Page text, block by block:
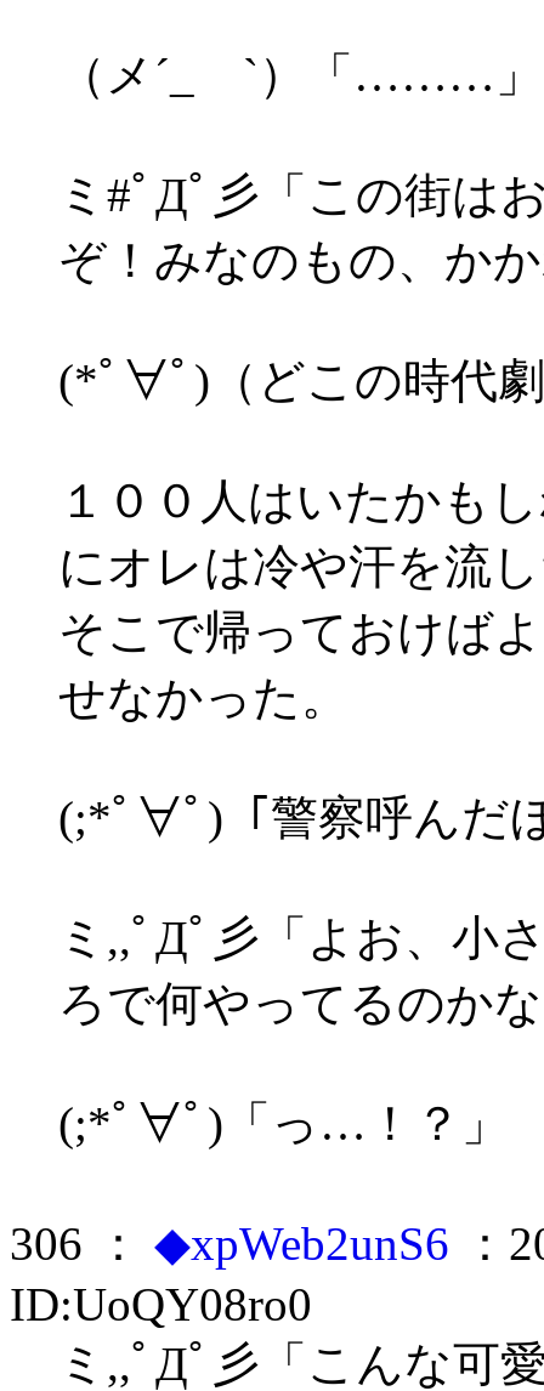
（メ´_ゝ`）「………」
ミ#ﾟДﾟ彡「この街は
ぞ！みなのもの、か
(*ﾟ∀ﾟ)（どこの時代
１００人はいたかも
にオレは冷や汗を流
そこで帰っておけば
せなかった。
(;*ﾟ∀ﾟ)「警察呼んだ
ミ,,ﾟДﾟ彡「よお、小
ろで何やってるのか
(;*ﾟ∀ﾟ)「っ…！？」
306 ： ◆xpWeb2unS6
：
ID:UoQY08ro0
ミ,,ﾟДﾟ彡「こんな可